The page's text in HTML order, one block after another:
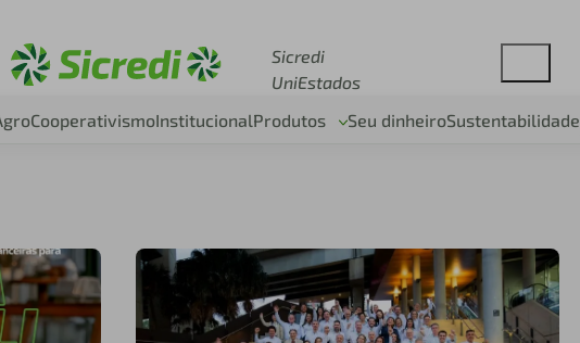
Sicredi
UniEstados
CooperativismoInstitucionalProdutos Seu dinheiroSustentabilidade